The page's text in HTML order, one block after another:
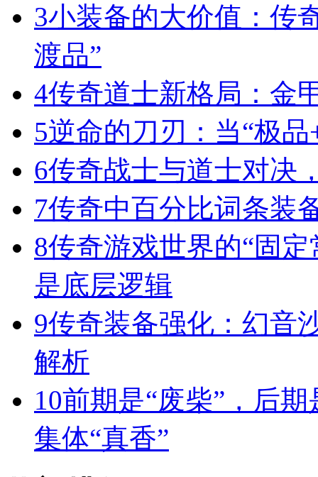
3小装备的大价值：传
渡品”
4传奇道士新格局：金
5逆命的刀刃：当“极
6传奇战士与道士对决
7传奇中百分比词条装
8传奇游戏世界的“固
是底层逻辑
9传奇装备强化：幻音
解析
10前期是“废柴”，后
集体“真香”